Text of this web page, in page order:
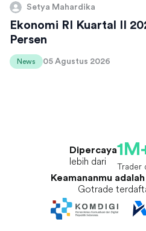
Setya Mahardika
Ekonomi RI Kuartal II
Persen
News 05 Agustus 2026
Dipercaya
lebih dari Trader
Keamananmu
Gotrade